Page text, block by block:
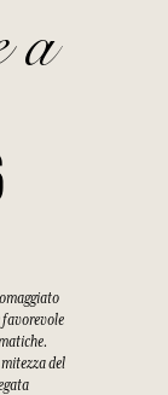
a
favorevole
del